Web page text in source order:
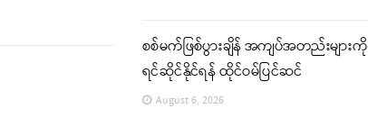
စစ်မက်ဖြစ်ပွားချိန် အကျပ်အတည်းများကို
ရင်ဆိုင်နိုင်ရန် ထိုင်ဝမ်ပြင်ဆင်
August 6, 2026